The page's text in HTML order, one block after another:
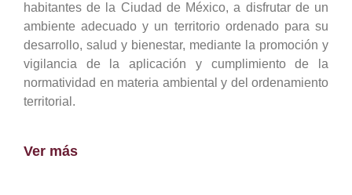
habitantes de la Ciudad de México, a disfrutar de un
ambiente adecuado y un territorio ordenado para su
desarrollo, salud y bienestar, mediante la promoción y
vigilancia de la aplicación y cumplimiento de la
normatividad en materia ambiental y del ordenamiento
territorial.
Ver más